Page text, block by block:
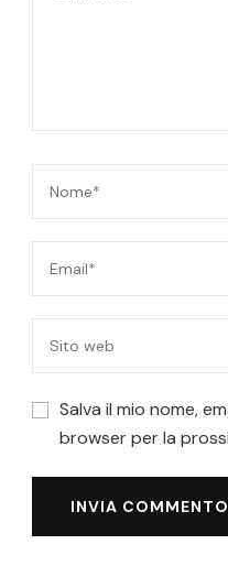
Salva il mio nome,
browser per la